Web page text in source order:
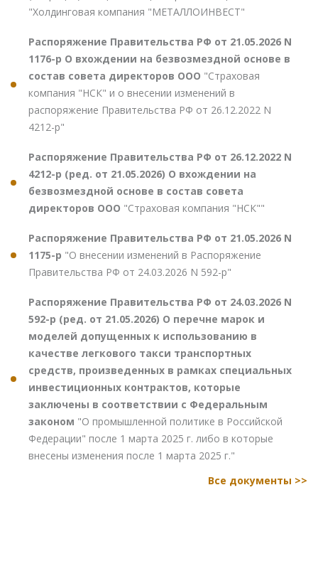
"Холдинговая компания "МЕТАЛЛОИНВЕСТ"
Распоряжение Правительства РФ от 21.05.2026 N
1176-р О вхождении на безвозмездной основе в
состав совета директоров ООО "Страховая
компания "НСК" и о внесении изменений в
распоряжение Правительства РФ от 26.12.2022 N
4212-р"
Распоряжение Правительства РФ от 26.12.2022 N
4212-р (ред. от 21.05.2026) О вхождении на
безвозмездной основе в состав совета
директоров ООО "Страховая компания "НСК""
Распоряжение Правительства РФ от 21.05.2026 N
1175-р "О внесении изменений в Распоряжение
Правительства РФ от 24.03.2026 N 592-р"
Распоряжение Правительства РФ от 24.03.2026 N
592-р (ред. от 21.05.2026) О перечне марок и
моделей допущенных к использованию в
качестве легкового такси транспортных
средств, произведенных в рамках специальных
инвестиционных контрактов, которые
заключены в соответствии с Федеральным
законом "О промышленной политике в Российской
Федерации" после 1 марта 2025 г. либо в которые
внесены изменения после 1 марта 2025 г."
Все документы >>